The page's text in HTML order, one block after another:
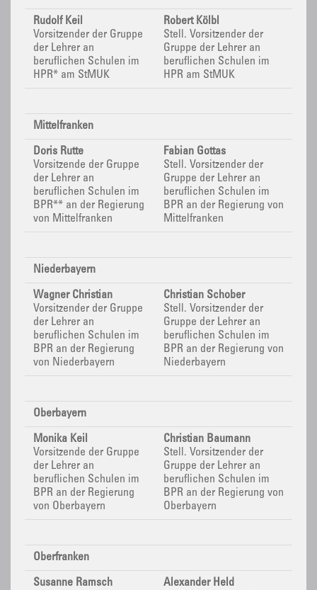
Rudolf Keil
Vorsitzender der Gruppe
der Lehrer an
beruflichen Schulen im
HPR* am StMUK
Robert Kölbl
Stell. Vorsitzender der
Gruppe der Lehrer an
beruflichen Schulen im
HPR am StMUK
Mittelfranken
Doris Rutte
Vorsitzende der Gruppe
der Lehrer an
beruflichen Schulen im
BPR** an der Regierung
von Mittelfranken
Fabian Gottas
Stell. Vorsitzender der
Gruppe der Lehrer an
beruflichen Schulen im
BPR an der Regierung von
Mittelfranken
Niederbayern
Wagner Christian
Vorsitzender der Gruppe
der Lehrer an
beruflichen Schulen im
BPR an der Regierung
von Niederbayern
Christian Schober
Stell. Vorsitzender der
Gruppe der Lehrer an
beruflichen Schulen im
BPR an der Regierung von
Niederbayern
Oberbayern
Monika Keil
Vorsitzende der Gruppe
der Lehrer an
beruflichen Schulen im
BPR an der Regierung
von Oberbayern
Christian Baumann
Stell. Vorsitzender der
Gruppe der Lehrer an
beruflichen Schulen im
BPR an der Regierung von
Oberbayern
Oberfranken
Susanne Ramsch
Alexander Held